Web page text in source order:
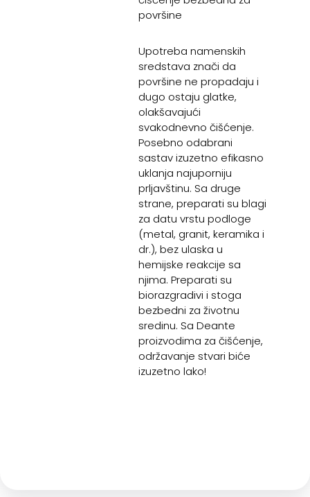
površine
Upotreba namenskih
sredstava znači da
površine ne propadaju i
dugo ostaju glatke,
olakšavajući
svakodnevno čišćenje.
Posebno odabrani
sastav izuzetno efikasno
uklanja najuporniju
prljavštinu. Sa druge
strane, preparati su blagi
za datu vrstu podloge
(metal, granit, keramika i
dr.), bez ulaska u
hemijske reakcije sa
njima. Preparati su
biorazgradivi i stoga
bezbedni za životnu
sredinu. Sa Deante
proizvodima za čišćenje,
održavanje stvari biće
izuzetno lako!